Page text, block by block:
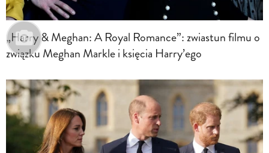
„Harry & Meghan: A Royal Romance”: zwiastun filmu o
związku Meghan Markle i księcia Harry’ego